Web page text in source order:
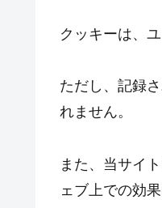
クッキーは、
ただし、記録
れません。
また、当サイ
ェブ上での効